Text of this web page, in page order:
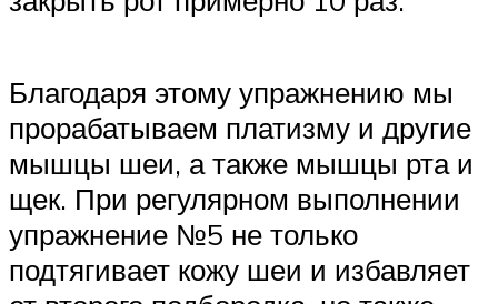
Благодаря этому упражнению мы
прорабатываем платизму и другие
мышцы шеи, а также мышцы рта и
щек. При регулярном выполнении
упражнение №5 не только
подтягивает кожу шеи и избавляет